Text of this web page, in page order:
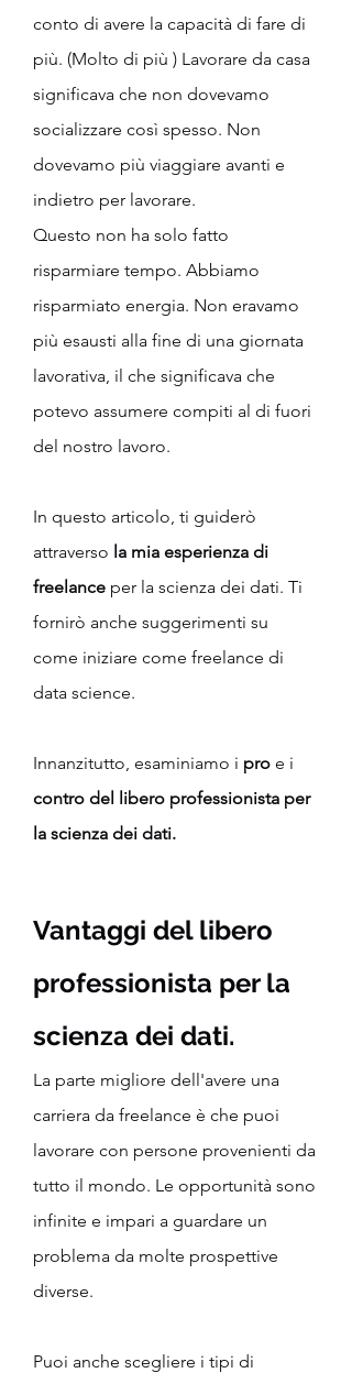
conto di avere la capacità di fare di
più. (Molto di più ) Lavorare da casa
significava che non dovevamo
socializzare così spesso. Non
dovevamo più viaggiare avanti e
indietro per lavorare.
Questo non ha solo fatto
risparmiare tempo. Abbiamo
risparmiato energia. Non eravamo
più esausti alla fine di una giornata
lavorativa, il che significava che
potevo assumere compiti al di fuori
del nostro lavoro.
In questo articolo, ti guiderò
attraverso la mia esperienza di
freelance per la scienza dei dati. Ti
fornirò anche suggerimenti su
come iniziare come freelance di
data science.
Innanzitutto, esaminiamo i pro e i
contro del libero professionista per
la scienza dei dati.
Vantaggi del libero
professionista per la
scienza dei dati.
La parte migliore dell'avere una
carriera da freelance è che puoi
lavorare con persone provenienti da
tutto il mondo. Le opportunità sono
infinite e impari a guardare un
problema da molte prospettive
diverse.
Puoi anche scegliere i tipi di